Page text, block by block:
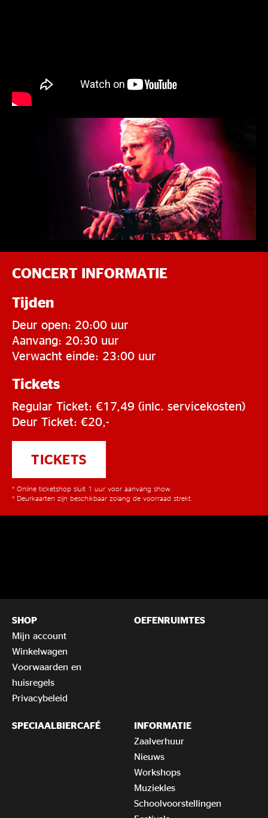
CONCERT INFORMATIE
Tijden
Deur open: 20:00 uur
Aanvang: 20:30 uur
Verwacht einde: 23:00 uur
Tickets
Regular Ticket: €17,49 (inlc. servicekosten)
Deur Ticket: €20,-
TICKETS
* Online ticketshop sluit 1 uur voor aanvang show.
* Deurkaarten zijn beschikbaar zolang de voorraad strekt.
SHOP
Mijn account
Winkelwagen
Voorwaarden en
huisregels
Privacybeleid
OEFENRUIMTES
SPECIAALBIERCAFÉ
INFORMATIE
Zaalverhuur
Nieuws
Workshops
Muziekles
Schoolvoorstellingen